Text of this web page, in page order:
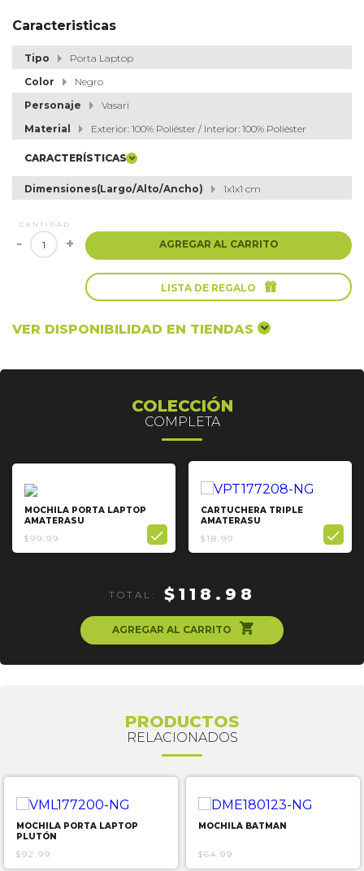
Caracteristicas
Tipo
Porta Laptop
Color
Negro
Personaje
Vasari
Material
Exterior: 100% Poliéster / Interior: 100% Poliéster
CARACTERÍSTICAS
Dimensiones(Largo/Alto/Ancho) 1x1x1 cm
CANTIDAD
- + AGREGAR AL CARRITO
LISTA DE REGALO 
VER DISPONIBILIDAD EN TIENDAS
MOCHILA PORTA LAPTOP
AMATERASU
$99.99

CARTUCHERA TRIPLE
AMATERASU
$18.99

COLECCIÓN
COMPLETA
TOTAL: $118.98
AGREGAR AL CARRITO ຐ
PRODUCTOS
RELACIONADOS
MOCHILA PORTA LAPTOP
PLUTÓN
$92.99
MOCHILA BATMAN
$64.99